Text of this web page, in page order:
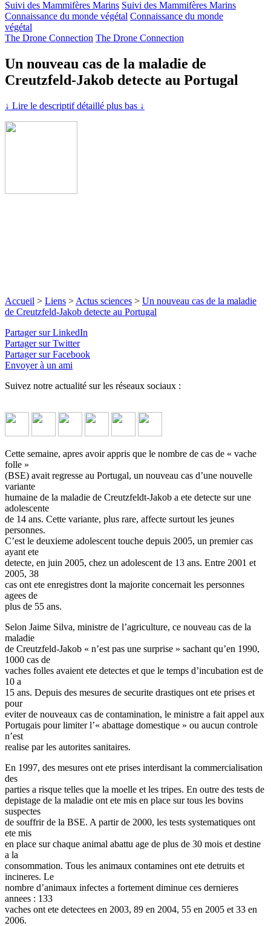
Suivi des Mammifères Marins Suivi des Mammifères Marins
Connaissance du monde végétal Connaissance du monde
végétal
The Drone Connection The Drone Connection
Un nouveau cas de la maladie de
Creutzfeld-Jakob detecte au Portugal
↓ Lire le descriptif détaillé plus bas ↓
Accueil > Liens > Actus sciences > Un nouveau cas de la maladie
de Creutzfeld-Jakob detecte au Portugal
Partager sur LinkedIn
Partager sur Twitter
Partager sur Facebook
Envoyer à un ami
Suivez notre actualité sur les réseaux sociaux :
Cette semaine, apres avoir appris que le nombre de cas de « vache
folle »
(BSE) avait regresse au Portugal, un nouveau cas d’une nouvelle
variante
humaine de la maladie de Creutzfeldt-Jakob a ete detecte sur une
adolescente
de 14 ans. Cette variante, plus rare, affecte surtout les jeunes
personnes.
C’est le deuxieme adolescent touche depuis 2005, un premier cas
ayant ete
detecte, en juin 2005, chez un adolescent de 13 ans. Entre 2001 et
2005, 38
cas ont ete enregistres dont la majorite concernait les personnes
agees de
plus de 55 ans.
Selon Jaime Silva, ministre de l’agriculture, ce nouveau cas de la
maladie
de Creutzfeld-Jakob « n’est pas une surprise » sachant qu’en 1990,
1000 cas de
vaches folles avaient ete detectes et que le temps d’incubation est de
10 a
15 ans. Depuis des mesures de securite drastiques ont ete prises et
pour
eviter de nouveaux cas de contamination, le ministre a fait appel aux
Portugais pour limiter l’« abattage domestique » ou aucun controle
n’est
realise par les autorites sanitaires.
En 1997, des mesures ont ete prises interdisant la commercialisation
des
parties a risque telles que la moelle et les tripes. En outre des tests de
depistage de la maladie ont ete mis en place sur tous les bovins
suspectes
de souffrir de la BSE. A partir de 2000, les tests systematiques ont
ete mis
en place sur chaque animal abattu age de plus de 30 mois et destine
a la
consommation. Tous les animaux contamines ont ete detruits et
incineres. Le
nombre d’animaux infectes a fortement diminue ces dernieres
annees : 133
vaches ont ete detectees en 2003, 89 en 2004, 55 en 2005 et 33 en
2006.